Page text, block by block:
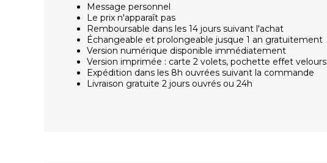
Message personnel
Le prix n'apparaît pas
Remboursable dans les 14 jours suivant l'achat
Échangeable et prolongeable jusque 1 an gratuitement
Version numérique disponible immédiatement
Version imprimée : carte 2 volets, pochette effet velours
Expédition dans les 8h ouvrées suivant la commande
Livraison gratuite 2 jours ouvrés ou 24h